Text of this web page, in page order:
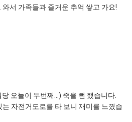
서 가족들과 즐거운 추억 쌓고 가요!
오늘이 두번째...) 죽을 뻔 했습니다.
자전거도로를 타 보니 재미를 느꼈습